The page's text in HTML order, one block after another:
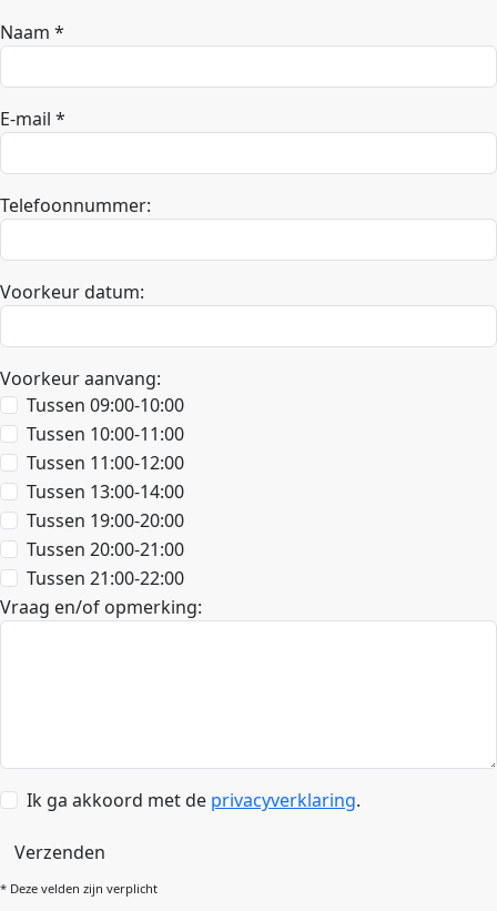
Naam *
E-mail *
Telefoonnummer:
Voorkeur datum:
Voorkeur aanvang:
Tussen 09:00-10:00
Tussen 10:00-11:00
Tussen 11:00-12:00
Tussen 13:00-14:00
Tussen 19:00-20:00
Tussen 20:00-21:00
Tussen 21:00-22:00
Vraag en/of opmerking:
Ik ga akkoord met de privacyverklaring.
Verzenden
* Deze velden zijn verplicht